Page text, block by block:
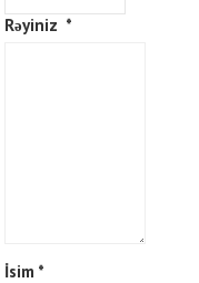
Rəyiniz *
İsim *